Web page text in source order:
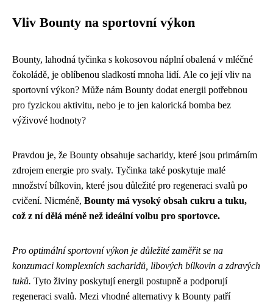
Vliv Bounty na sportovní výkon
Bounty, lahodná tyčinka s kokosovou náplní obalená v mléčné
čokoládě, je oblíbenou sladkostí mnoha lidí. Ale co její vliv na
sportovní výkon? Může nám Bounty dodat energii potřebnou
pro fyzickou aktivitu, nebo je to jen kalorická bomba bez
výživové hodnoty?
Pravdou je, že Bounty obsahuje sacharidy, které jsou primárním
zdrojem energie pro svaly. Tyčinka také poskytuje malé
množství bílkovin, které jsou důležité pro regeneraci svalů po
cvičení. Nicméně, Bounty má vysoký obsah cukru a tuku,
což z ní dělá méně než ideální volbu pro sportovce.
Pro optimální sportovní výkon je důležité zaměřit se na
konzumaci komplexních sacharidů, libových bílkovin a zdravých
tuků. Tyto živiny poskytují energii postupně a podporují
regeneraci svalů. Mezi vhodné alternativy k Bounty patří